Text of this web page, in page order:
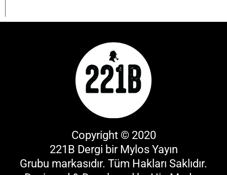
Copyright © 2020
221B Dergi bir Mylos Yayın
Grubu markasıdır. Tüm Hakları Saklıdır.